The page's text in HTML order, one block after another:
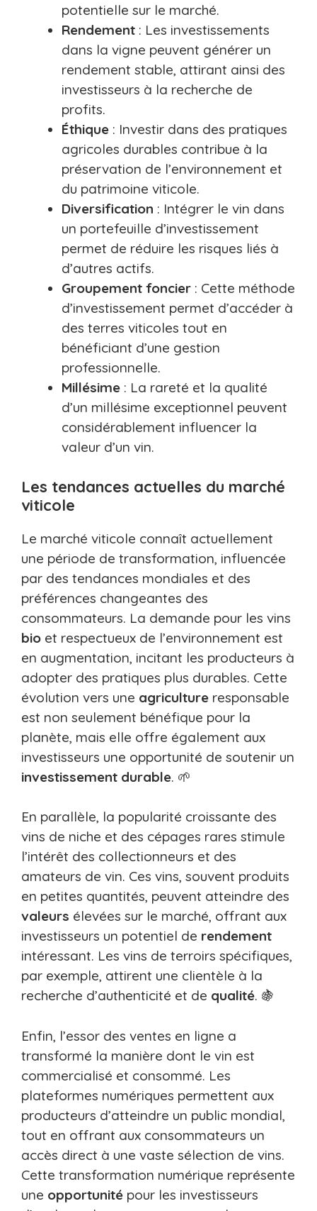
potentielle sur le marché.
Rendement : Les investissements
dans la vigne peuvent générer un
rendement stable, attirant ainsi des
investisseurs à la recherche de
profits.
Éthique : Investir dans des pratiques
agricoles durables contribue à la
préservation de l’environnement et
du patrimoine viticole.
Diversification : Intégrer le vin dans
un portefeuille d’investissement
permet de réduire les risques liés à
d’autres actifs.
Groupement foncier : Cette méthode
d’investissement permet d’accéder à
des terres viticoles tout en
bénéficiant d’une gestion
professionnelle.
Millésime : La rareté et la qualité
d’un millésime exceptionnel peuvent
considérablement influencer la
valeur d’un vin.
Les tendances actuelles du marché
viticole
Le marché viticole connaît actuellement
une période de transformation, influencée
par des tendances mondiales et des
préférences changeantes des
consommateurs. La demande pour les vins
bio et respectueux de l’environnement est
en augmentation, incitant les producteurs à
adopter des pratiques plus durables. Cette
évolution vers une agriculture responsable
est non seulement bénéfique pour la
planète, mais elle offre également aux
investisseurs une opportunité de soutenir un
investissement durable. 🌱
En parallèle, la popularité croissante des
vins de niche et des cépages rares stimule
l’intérêt des collectionneurs et des
amateurs de vin. Ces vins, souvent produits
en petites quantités, peuvent atteindre des
valeurs élevées sur le marché, offrant aux
investisseurs un potentiel de rendement
intéressant. Les vins de terroirs spécifiques,
par exemple, attirent une clientèle à la
recherche d’authenticité et de qualité. 🍇
Enfin, l’essor des ventes en ligne a
transformé la manière dont le vin est
commercialisé et consommé. Les
plateformes numériques permettent aux
producteurs d’atteindre un public mondial,
tout en offrant aux consommateurs un
accès direct à une vaste sélection de vins.
Cette transformation numérique représente
une opportunité pour les investisseurs